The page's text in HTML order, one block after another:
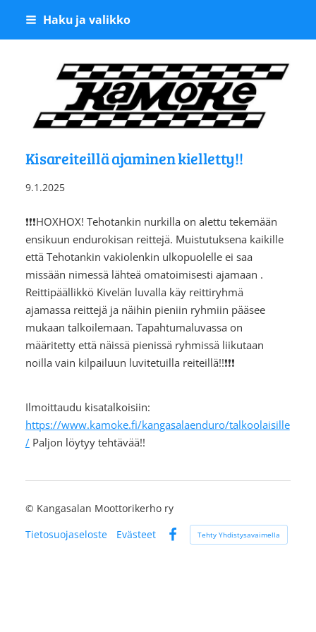
Siirry
Haku ja valikko
Kangasalan
Kisareiteillä ajaminen kielletty!!
9.1.2025
❗❗❗HOXHOX! Tehotankin nurkilla on alettu tekemään
ensikuun endurokisan reittejä. Muistutuksena kaikille
että Tehotankin vakiolenkin ulkopuolelle ei saa
missään nimessä lähteä omatoimisesti ajamaan .
Reittipäällikkö Kivelän luvalla käy reittiryhmä
ajamassa reittejä ja näihin pieniin ryhmiin pääsee
mukaan talkoilemaan. Tapahtumaluvassa on
määritetty että näissä pienissä ryhmissä liikutaan
noilla vain kilpailuun luvitetuilla reiteillä!!❗❗❗
Ilmoittaudu kisatalkoisiin:
https://www.kamoke.fi/kangasalaenduro/talkoolaisille
/Paljon löytyy tehtävää!!
© Kangasalan Moottorikerho ry
Tietosuojaseloste
Evästeet
Facebook
Tehty Yhdistysavaimella